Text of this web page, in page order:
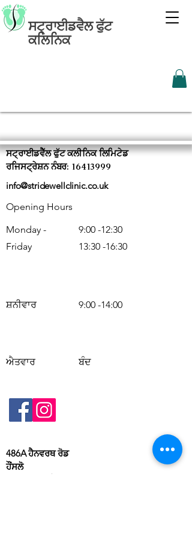
ਸਟ੍ਰਾਈਡਵੈਲ ਫੁੱਟ
ਕਲਿਨਿਕ
ਸਟ੍ਰਾਈਡਵੈੱਲ ਫੁੱਟ ਕਲੀਨਿਕ ਲਿਮਿਟੇਡ
ਰਜਿਸਟ੍ਰੇਸ਼ਨ ਨੰਬਰ: 16413999
info@stridewellclinic.co.uk
Opening Hours
Monday -
Friday
9:00 -12:30
13:30 -16:30
9:00 -14:00
ਸ਼ਨੀਵਾਰ
ਐਤਵਾਰ ਬੰਦ
486A ਹੈਨਵਰਥ ਰੋਡ
ਹੌਂਸਲੋ